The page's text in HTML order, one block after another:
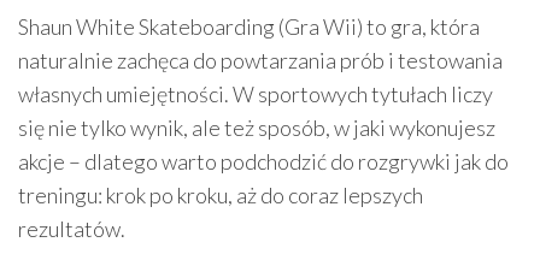
Shaun White Skateboarding (Gra Wii) to gra, która
naturalnie zachęca do powtarzania prób i testowania
własnych umiejętności. W sportowych tytułach liczy
się nie tylko wynik, ale też sposób, w jaki wykonujesz
akcje – dlatego warto podchodzić do rozgrywki jak do
treningu: krok po kroku, aż do coraz lepszych
rezultatów.